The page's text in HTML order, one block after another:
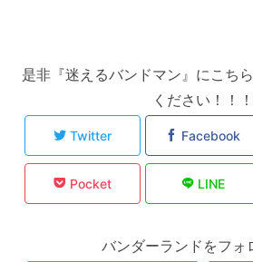
是非『迷えるバンドマン』にこち
ください！！！
Twitter Facebook
Pocket LINE
バンダーランドをフォ